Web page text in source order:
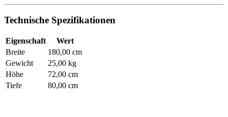
Technische Spezifikationen
Eigenschaft
Wert
Breite
180,00 cm
Gewicht
25,00 kg
Höhe
72,00 cm
Tiefe
80,00 cm